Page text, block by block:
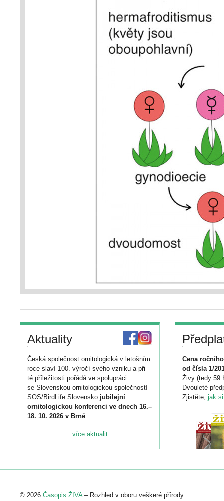
Kreslila R. Bošková
Aktuality
Česká společnost ornitologická v letošním
roce slaví 100. výročí svého vzniku a při
té příležitosti pořádá ve spolupráci
se Slovenskou ornitologickou společností
SOS/BirdLife Slovensko jubilejní
ornitologickou konferenci ve dnech 16.–
18. 10. 2026 v Brně.
Podrobnější informace ke konferenci
Registrovat se můžete do 6. září.
abstraktu přihlášené přednášky nebo
... více aktualit ...
Cena
od čísla 1/
Živy (tedy 59
Dvouleté
Zjistěte, jak
© 2026 Časopis ŽIVA– Rozhled v oboru veškeré přírody.